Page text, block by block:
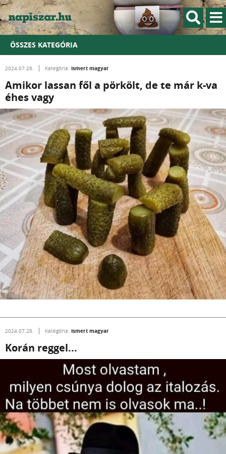
ÖSSZES KATEGÓRIA
2024.07.28. Kategória: Ismert magyar
Amikor lassan fől a pörkölt, de te már k-va
éhes vagy
2024.07.28. Kategória: Ismert magyar
Korán reggel...